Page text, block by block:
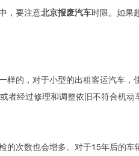
，要注意北京报废汽车时限。如果
样的，对于小型的出租客运汽车
者经过修理和调整依旧不符合机
的次数也会增多。对于15年后的